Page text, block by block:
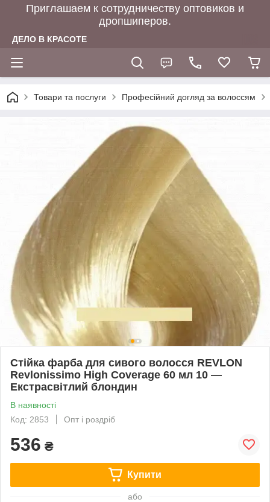
Приглашаем к сотрудничеству оптовиков и
дропшиперов.
ДЕЛО В КРАСОТЕ
Товари та послуги Професійний догляд за волоссям
Стійка фарба для сивого волосся REVLON
Revlonissimo High Coverage 60 мл 10 —
Екстрасвітлий блондин
В наявності
Код: 2853
Опт і роздріб
536 ₴
Купити
або